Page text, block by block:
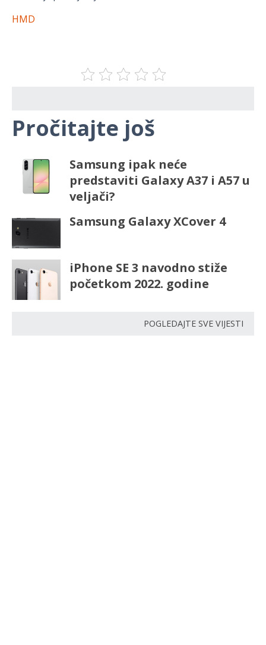
HMD
Pročitajte još
Samsung ipak neće
predstaviti Galaxy A37 i A57 u
veljači?
Samsung Galaxy XCover 4
iPhone SE 3 navodno stiže
početkom 2022. godine
POGLEDAJTE SVE VIJESTI